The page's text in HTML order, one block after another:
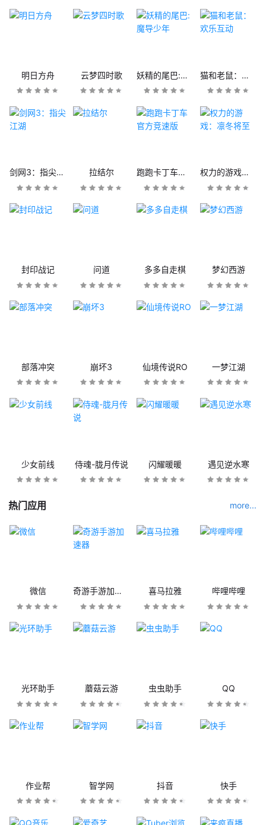
明日方舟 云梦四时歌 妖精的尾巴:魔导少年 猫和老鼠：欢乐互动
剑网3：指尖江湖 拉结尔 跑跑卡丁车官方竞速版 权力的游戏：凛冬将至
封印战记 问道 多多自走棋 梦幻西游
部落冲突 崩坏3 仙境传说RO 一梦江湖
少女前线 侍魂-胧月传说 闪耀暖暖 遇见逆水寒
热门应用 more...
微信 奇游手游加速器 喜马拉雅 哔哩哔哩
光环助手 蘑菇云游 虫虫助手 QQ
作业帮 智学网 抖音 快手